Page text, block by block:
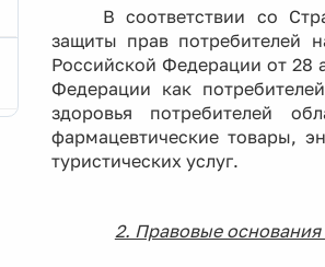
В соответствии со
защиты прав потребителей
Российской Федерации от 28
Федерации как
здоровья потребителей
фармацевтические товары,
туристических услуг.
2. Правовые